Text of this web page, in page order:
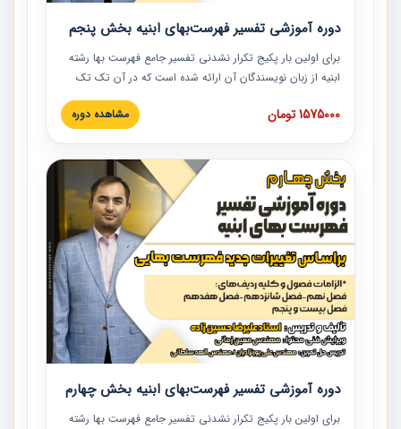
دوره آموزشی تفسیر فهرست‌بهای ابنیه بخش پنجم
برای اولین بار پکیج تکرار نشدنی تفسیر جامع فهرست بها رشته
ابنیه از زبان نویسندگان آن ارائه شده است که در آن تک تک
ردیف ها و مطالب فهرست بها تفسیر و ارائه شده است. این
دوره به صورت کامل تصویری بوده و به همراه تصاویر عملیات
دوره با کلام مهندس علیرضاحسین‌زاده مدیر پروژه مهندسی
مشاور در امر بازنگری فهرست بها رشته ابنیه ارائه شده و به تمام
همکارانی که در حوزه صنعت ساخت در حال فعالیت هستند حتما
توصیه می کنیم از مطالب این دوره استفاده نمایند.
1575000 تومان مشاهده دوره
دوره آموزشی تفسیر فهرست‌بهای ابنیه بخش چهارم
برای اولین بار پکیج تکرار نشدنی تفسیر جامع فهرست بها رشته